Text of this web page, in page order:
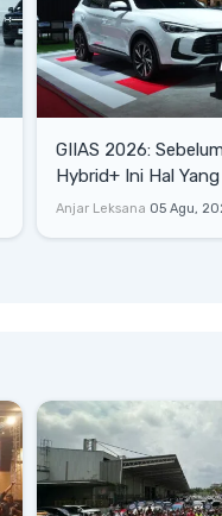
GIIAS 2026:
Hybrid+ Ini Hal
Diketahui
Anjar Leksana 05 Agu,